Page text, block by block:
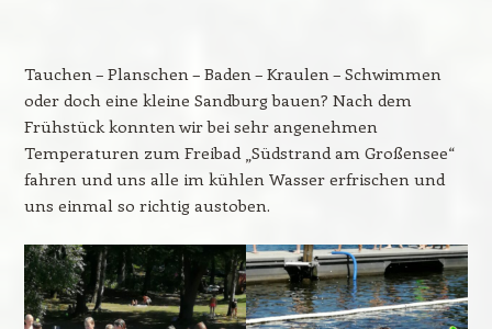
Tauchen – Planschen – Baden – Kraulen – Schwimmen
oder doch eine kleine Sandburg bauen? Nach dem
Frühstück konnten wir bei sehr angenehmen
Temperaturen zum Freibad „Südstrand am Großensee“
fahren und uns alle im kühlen Wasser erfrischen und
uns einmal so richtig austoben.